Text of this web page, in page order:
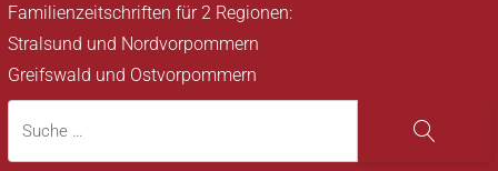
Familienzeitschriften für 2 Regionen:
Stralsund und Nordvorpommern
Greifswald und Ostvorpommern
Suche
Suche